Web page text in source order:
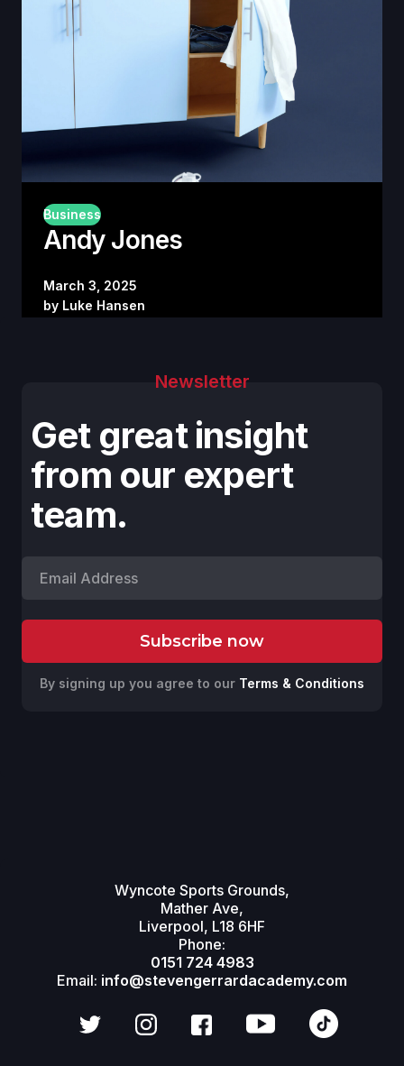
Business
Andy Jones
March 3, 2025
by Luke Hansen
Newsletter
Get great insight
from our expert
team.
By signing up you agree to our Terms & Conditions
Wyncote Sports Grounds,
Mather Ave,
Liverpool, L18 6HF
Phone:
0151 724 4983
Email: info@stevengerrardacademy.com